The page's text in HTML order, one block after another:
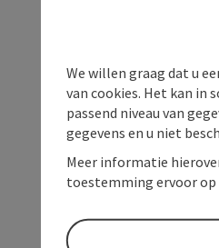
We willen graag dat u
van cookies. Het kan in
passend niveau van
gegevens en u niet
Meer informatie
toestemming ervoor